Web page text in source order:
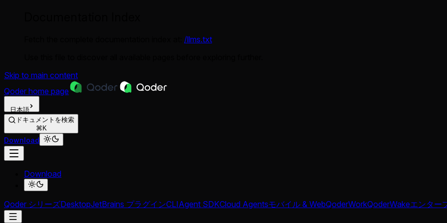
/llms.txt
Skip to main content
Qoder home page
日本語
ドキュメントを検索
⌘K
Download
Download
Qoder シリーズDesktopJetBrains プラグインCLIAgent SDKCloud Agentsモバイル & WebQoderWorkQoderWakeエンター